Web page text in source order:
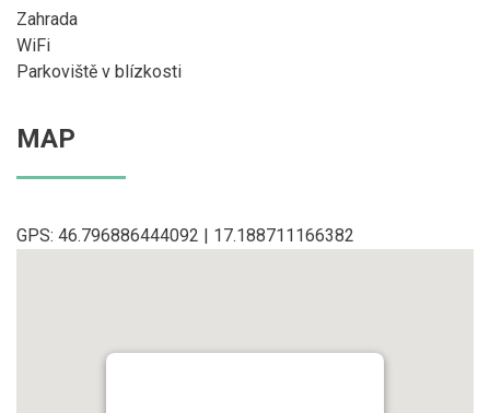
Zahrada
WiFi
Parkoviště v blízkosti
MAP
GPS: 46.796886444092 | 17.188711166382